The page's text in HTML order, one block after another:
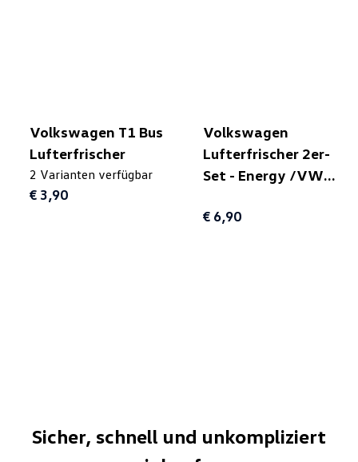
Volkswagen T1 Bus
Lufterfrischer
2 Varianten verfügbar
€ 3,90
Volkswagen
Lufterfrischer 2er-
Set - Energy /VW
€ 6,90
Sicher, schnell und unkompliziert